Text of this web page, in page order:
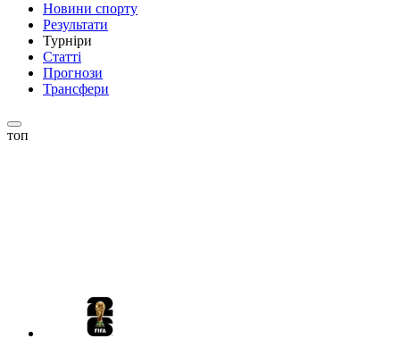
Новини спорту
Результати
Турніри
Статті
Прогнози
Трансфери
топ